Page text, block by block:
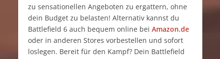
zu sensationellen Angeboten zu ergattern, ohne
dein Budget zu belasten! Alternativ kannst du
Battlefield 6 auch bequem online bei Amazon.de
oder in anderen Stores vorbestellen und sofort
loslegen. Bereit für den Kampf? Dein Battlefield